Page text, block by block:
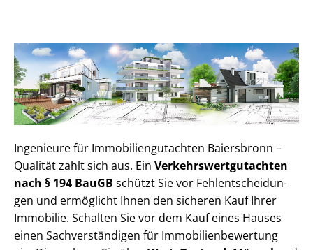
Ingenieure für Im­mo­bi­li­en­gut­ach­ten Baiersbronn –
Qualität zahlt sich aus. Ein Ver­kehrs­wert­gut­ach­ten
nach § 194 BauGB schützt Sie vor Fehl­ent­schei­dun­
gen und ermöglicht Ihnen den sicheren Kauf Ihrer
Immobilie. Schalten Sie vor dem Kauf eines Hauses
einen Sach­ver­stän­di­gen für Im­mo­bi­li­en­be­wer­tung